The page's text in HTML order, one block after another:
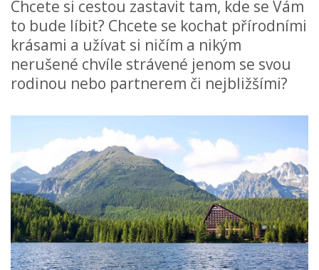
Chcete si cestou zastavit tam, kde se Vám
to bude líbit? Chcete se kochat přírodními
krásami a užívat si ničím a nikým
nerušené chvíle strávené jenom se svou
rodinou nebo partnerem či nejbližšími?